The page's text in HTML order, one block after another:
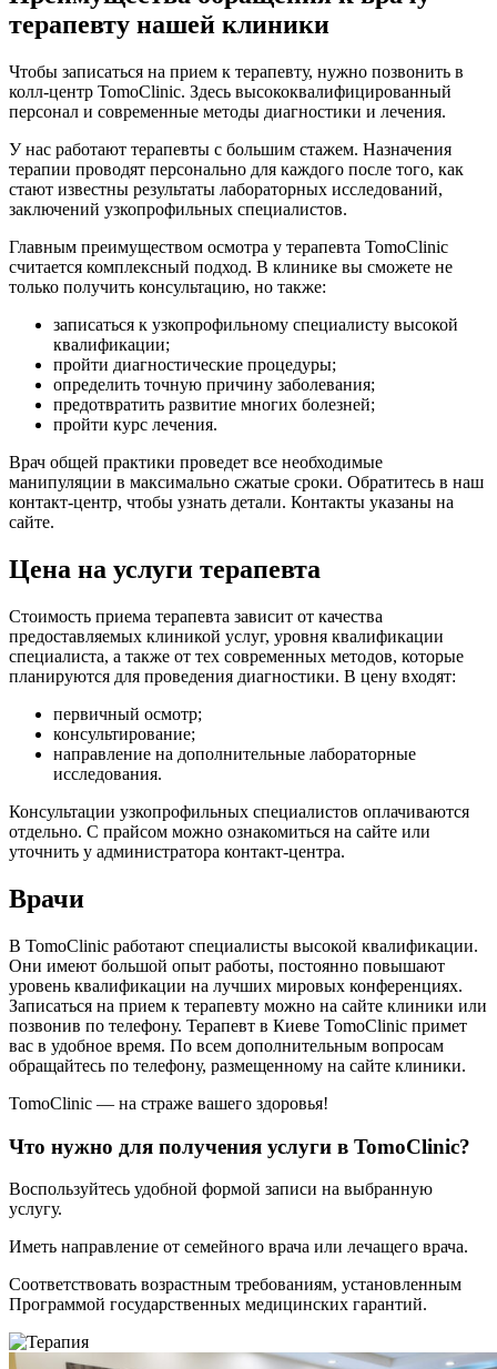
терапевту нашей клиники
Чтобы записаться на прием к терапевту, нужно позвонить в
колл-центр TomoClinic. Здесь высококвалифицированный
персонал и современные методы диагностики и лечения.
У нас работают терапевты с большим стажем. Назначения
терапии проводят персонально для каждого после того, как
стают известны результаты лабораторных исследований,
заключений узкопрофильных специалистов.
Главным преимуществом осмотра у терапевта TomoClinic
считается комплексный подход. В клинике вы сможете не
только получить консультацию, но также:
записаться к узкопрофильному специалисту высокой
квалификации;
пройти диагностические процедуры;
определить точную причину заболевания;
предотвратить развитие многих болезней;
пройти курс лечения.
Врач общей практики проведет все необходимые
манипуляции в максимально сжатые сроки. Обратитесь в наш
контакт-центр, чтобы узнать детали. Контакты указаны на
сайте.
Цена на услуги терапевта
Стоимость приема терапевта зависит от качества
предоставляемых клиникой услуг, уровня квалификации
специалиста, а также от тех современных методов, которые
планируются для проведения диагностики. В цену входят:
первичный осмотр;
консультирование;
направление на дополнительные лабораторные
исследования.
Консультации узкопрофильных специалистов оплачиваются
отдельно. С прайсом можно ознакомиться на сайте или
уточнить у администратора контакт-центра.
Врачи
В TomoClinic работают специалисты высокой квалификации.
Они имеют большой опыт работы, постоянно повышают
уровень квалификации на лучших мировых конференциях.
Записаться на прием к терапевту можно на сайте клиники или
позвонив по телефону. Терапевт в Киеве TomoClinic примет
вас в удобное время. По всем дополнительным вопросам
обращайтесь по телефону, размещенному на сайте клиники.
TomoClinic — на страже вашего здоровья!
Что нужно для получения услуги в TomoClinic?
Воспользуйтесь удобной формой записи на выбранную
услугу.
Иметь направление от семейного врача или лечащего врача.
Соответствовать возрастным требованиям, установленным
Программой государственных медицинских гарантий.